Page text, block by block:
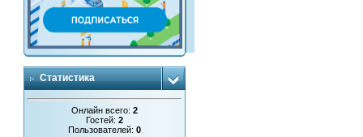
Статистика
Онлайн всего:2
Гостей:2
Пользователей:0